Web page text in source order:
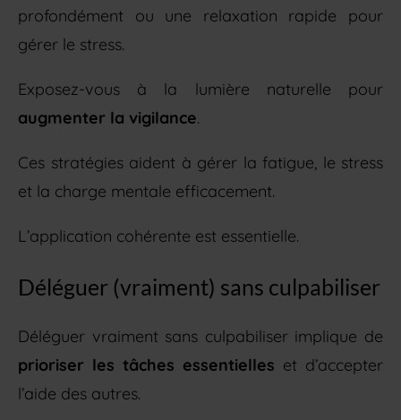
profondément ou une relaxation rapide pour
gérer le stress.
Exposez-vous à la lumière naturelle pour
augmenter la vigilance.
Ces stratégies aident à gérer la fatigue, le stress
et la charge mentale efficacement.
L’application cohérente est essentielle.
Déléguer (vraiment) sans culpabiliser
Déléguer vraiment sans culpabiliser implique de
prioriser les tâches essentielles et d’accepter
l’aide des autres.